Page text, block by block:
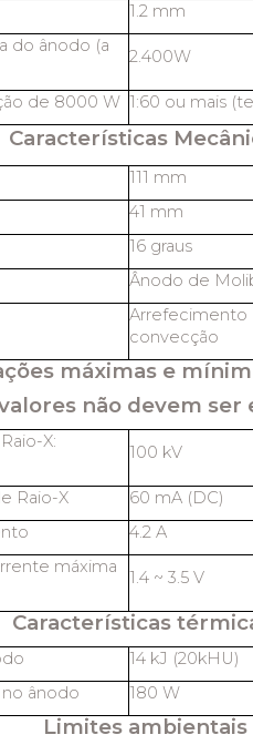
1.2 mm
do ânodo (a
2.400W
de 8000 W 1:60 ou mais
Características
111 mm
41 mm
16 graus
Ânodo de
Arrefecimento
convecção
máximas e
não devem ser
X:
100 kV
Raio-X
60 mA (DC)
4.2 A
máxima
1.4 ~ 3.5 V
Características
14 kJ (20kHU)
ânodo
180 W
Limites ambientais